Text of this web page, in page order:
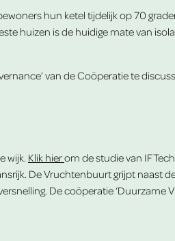
hun ketel tijdelijk op 70
huizen is de huidige mate van
van de Coöperatie te
wijk. Klik hierom de studie van IF
De Vruchtenbuurt grijpt naast
Decoöperatie‘Duurzame